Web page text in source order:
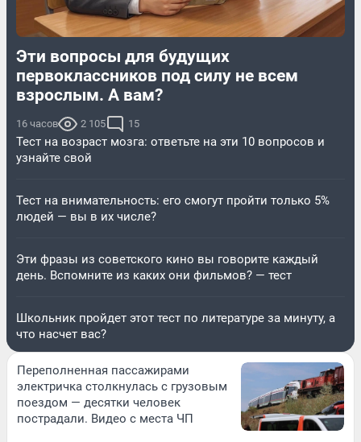
Эти вопросы для будущих
первоклассников под силу не всем
взрослым. А вам?
16 часов 2 105 15
Тест на возраст мозга: ответьте на эти 10 вопросов и
узнайте свой
Тест на внимательность: его смогут пройти только 5%
людей — вы в их числе?
Эти фразы из советского кино вы говорите каждый
день. Вспомните из каких они фильмов? — тест
Школьник пройдет этот тест по литературе за минуту, а
что насчет вас?
Переполненная пассажирами
электричка столкнулась с грузовым
поездом — десятки человек
пострадали. Видео с места ЧП